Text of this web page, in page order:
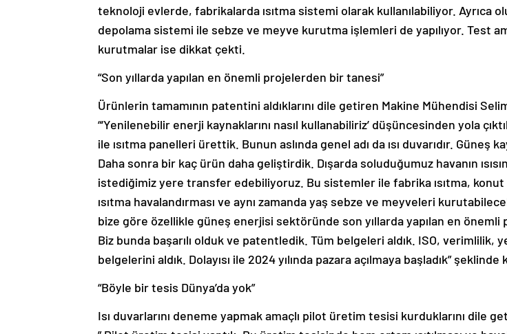
teknoloji evlerde, fabrikalarda ısıtma sistemi olarak kullanılabiliyor. Ayrıca
depolama sistemi ile sebze ve meyve kurutma işlemleri de yapılıyor. Test
kurutmalar ise dikkat çekti.
“Son yıllarda yapılan en önemli projelerden bir tanesi”
Ürünlerin tamamının patentini aldıklarını dile getiren Makine Mühendisi
“‘Yenilenebilir enerji kaynaklarını nasıl kullanabiliriz’ düşüncesinden yola
ile ısıtma panelleri ürettik. Bunun aslında genel adı da ısı duvarıdır. Güneş
Daha sonra bir kaç ürün daha geliştirdik. Dışarda soluduğumuz havanın
istediğimiz yere transfer edebiliyoruz. Bu sistemler ile fabrika ısıtma, konut
ısıtma havalandırması ve aynı zamanda yaş sebze ve meyveleri
bize göre özellikle güneş enerjisi sektöründe son yıllarda yapılan en
Biz bunda başarılı olduk ve patentledik. Tüm belgeleri aldık. ISO, verimlilik,
belgelerini aldık. Dolayısı ile 2024 yılında pazara açılmaya başladık” şeklinde
“Böyle bir tesis Dünya’da yok”
Isı duvarlarını deneme yapmak amaçlı pilot üretim tesisi kurduklarını dile